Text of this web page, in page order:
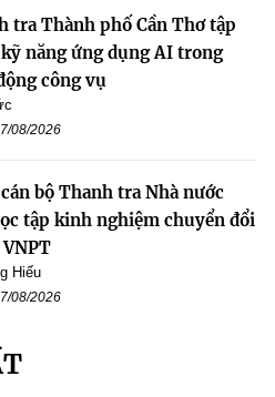
tra Thành phố Cần Thơ tập
năng ứng dụng AI trong
công vụ
08/2026
bộ Thanh tra Nhà nước
tập kinh nghiệm chuyển đổi
Hiếu
08/2026